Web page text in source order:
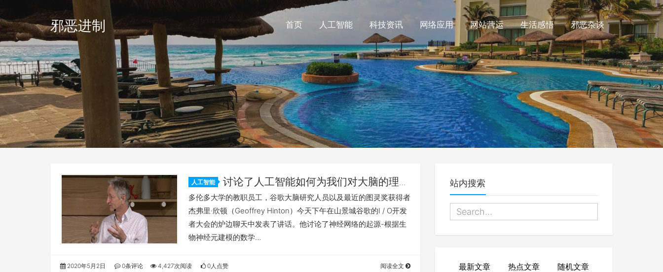
邪恶进制 首页 人工智能 科技资讯 网络应用 网站营运 生活感悟 邪恶杂谈
人工智能
讨论了人工智能如何为我们对大脑的理解
提供信息
多伦多大学的教职员工，谷歌大脑研究人员以及最近的图灵奖获得者
杰弗里·欣顿（Geoffrey Hinton）今天下午在山景城谷歌的I / O开发
者大会的炉边聊天中发表了讲话。他讨论了神经网络的起源-根据生
物神经元建模的数学…
2020年5月2日 0条评论 4,427次阅读 0人点赞 阅读全文
站内搜索
最新文章 热点文章 随机文章